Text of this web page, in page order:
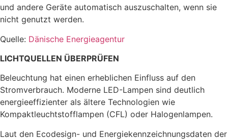
und andere Geräte automatisch auszuschalten, wenn sie
nicht genutzt werden.
Quelle: Dänische Energieagentur
LICHTQUELLEN ÜBERPRÜFEN
Beleuchtung hat einen erheblichen Einfluss auf den
Stromverbrauch. Moderne LED-Lampen sind deutlich
energieeffizienter als ältere Technologien wie
Kompaktleuchtstofflampen (CFL) oder Halogenlampen.
Laut den Ecodesign- und Energiekennzeichnungsdaten der